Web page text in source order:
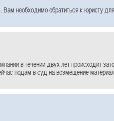
Вам необходимо обратиться к юристу
в течении двух лет происходит
подам в суд на возмещение